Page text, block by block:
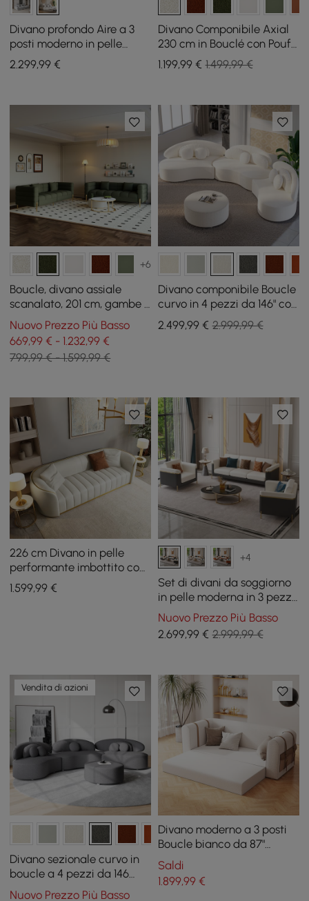
Divano profondo Aire a 3
posti moderno in pelle
bianca con schienale
regolabile Sailboat
2.299,99 €
Divano Componibile Axial
230 cm in Bouclé con Pouf
e Gambe Dorate
1.199,99€ 1.499,99 €
+6
Boucle, divano assiale
scanalato, 201 cm, gambe e
cuscini dorati, set da 2
Nuovo Prezzo Più Basso
669,99 € - 1.232,99 €
799,99 € - 1.599,99 €
Divano componibile Boucle
curvo in 4 pezzi da 146" con
pouf e cuscini
2.499,99€ 2.999,99 €
226 cm Divano in pelle
performante imbottito con
canali e gambe dorate
1.599,99 €
+4
Set di divani da soggiorno
in pelle moderna in 3 pezzi
Vertex
Nuovo Prezzo Più Basso
2.699,99€ 2.999,99 €
Vendita di azioni
Divano sezionale curvo in
boucle a 4 pezzi da 146
pollici con pouf e cuscini
Nuovo Prezzo Più Basso
Divano moderno a 3 posti
Boucle bianco da 87"
convertibile con
portaoggetti laterale
Saldi
1.899,99€